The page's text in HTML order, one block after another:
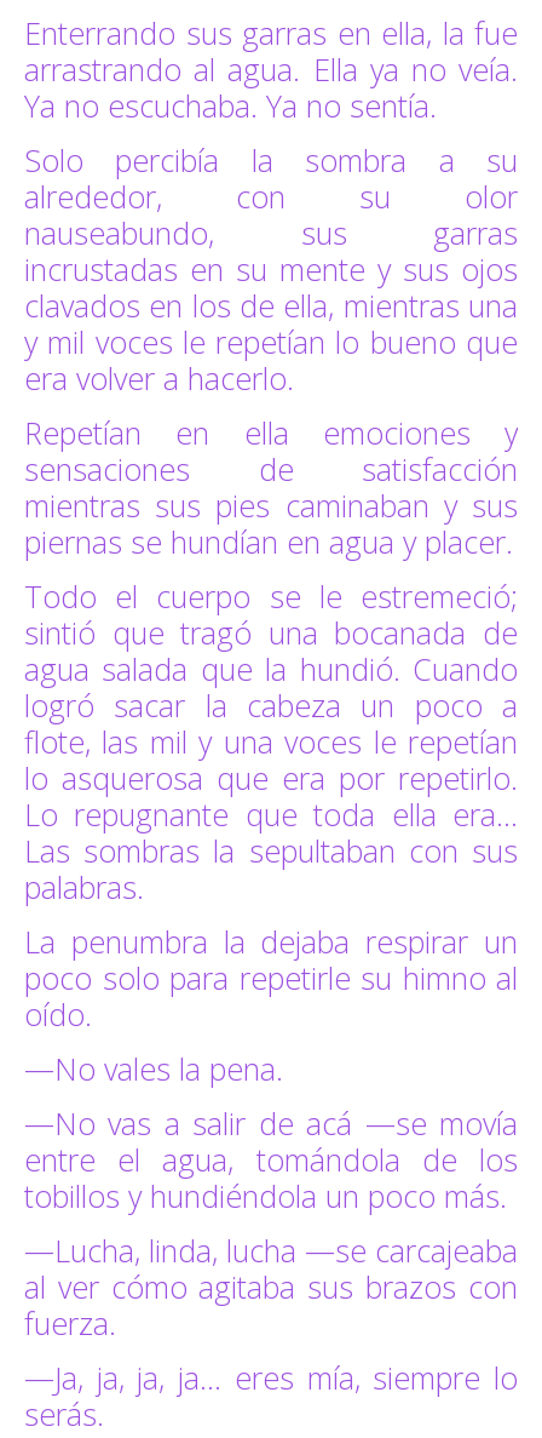
Enterrando sus garras en ella, la fue
arrastrando al agua. Ella ya no veía.
Ya no escuchaba. Ya no sentía.
Solo percibía la sombra a su
alrededor, con su olor
nauseabundo, sus garras
incrustadas en su mente y sus ojos
clavados en los de ella, mientras una
y mil voces le repetían lo bueno que
era volver a hacerlo.
Repetían en ella emociones y
sensaciones de satisfacción
mientras sus pies caminaban y sus
piernas se hundían en agua y placer.
Todo el cuerpo se le estremeció;
sintió que tragó una bocanada de
agua salada que la hundió. Cuando
logró sacar la cabeza un poco a
flote, las mil y una voces le repetían
lo asquerosa que era por repetirlo.
Lo repugnante que toda ella era…
Las sombras la sepultaban con sus
palabras.
La penumbra la dejaba respirar un
poco solo para repetirle su himno al
oído.
—No vales la pena.
—No vas a salir de acá —se movía
entre el agua, tomándola de los
tobillos y hundiéndola un poco más.
—Lucha, linda, lucha —se carcajeaba
al ver cómo agitaba sus brazos con
fuerza.
—Ja, ja, ja, ja… eres mía, siempre lo
serás.